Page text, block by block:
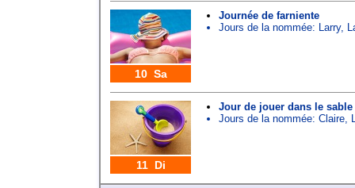
10 Sa
Journée de farniente
Jours de la nommée: Larry,
11 Di
Jour de jouer dans le sable
Jours de la nommée: Claire